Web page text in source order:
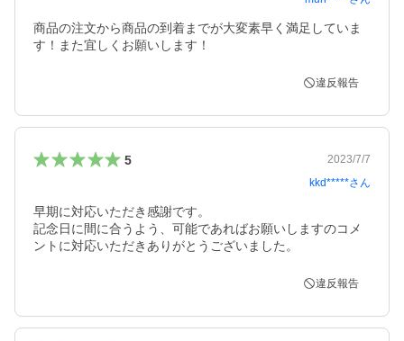
商品の注文から商品の到着までが大変素早く満足していま
す！また宜しくお願いします！
違反報告
5
2023/7/7
kkd*****さん
早期に対応いただき感謝です。
記念日に間に合うよう、可能であればお願いしますのコメ
ントに対応いただきありがとうございました。
違反報告